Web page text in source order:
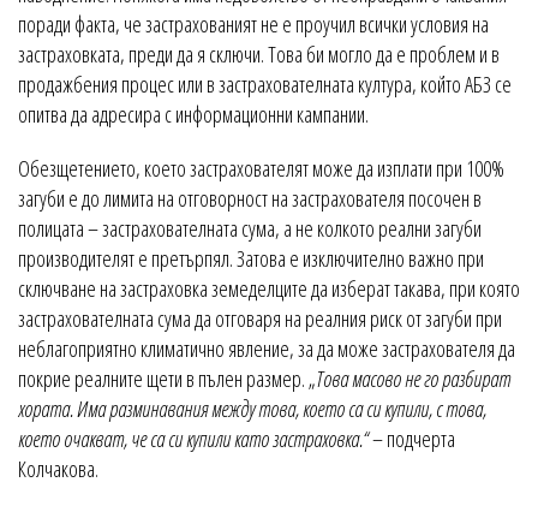
поради факта, че застрахованият не е проучил всички условия на
застраховката, преди да я сключи. Това би могло да е проблем и в
продажбения процес или в застрахователната култура, който АБЗ се
опитва да адресира с информационни кампании.
Обезщетението, което застрахователят може да изплати при 100%
загуби е до лимита на отговорност на застрахователя посочен в
полицата – застрахователната сума, а не колкото реални загуби
производителят е претърпял. Затова е изключително важно при
сключване на застраховка земеделците да изберат такава, при която
застрахователната сума да отговаря на реалния риск от загуби при
неблагоприятно климатично явление, за да може застрахователя да
покрие реалните щети в пълен размер. „Това масово не го разбират
хората. Има разминавания между това, което са си купили, с това,
което очакват, че са си купили като застраховка.“– подчерта
Колчакова.